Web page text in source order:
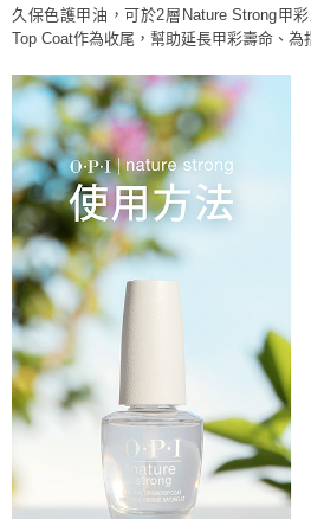
久保色護甲油，可於2層Nature Strong甲
Top Coat作為收尾，幫助延長甲彩壽命、為